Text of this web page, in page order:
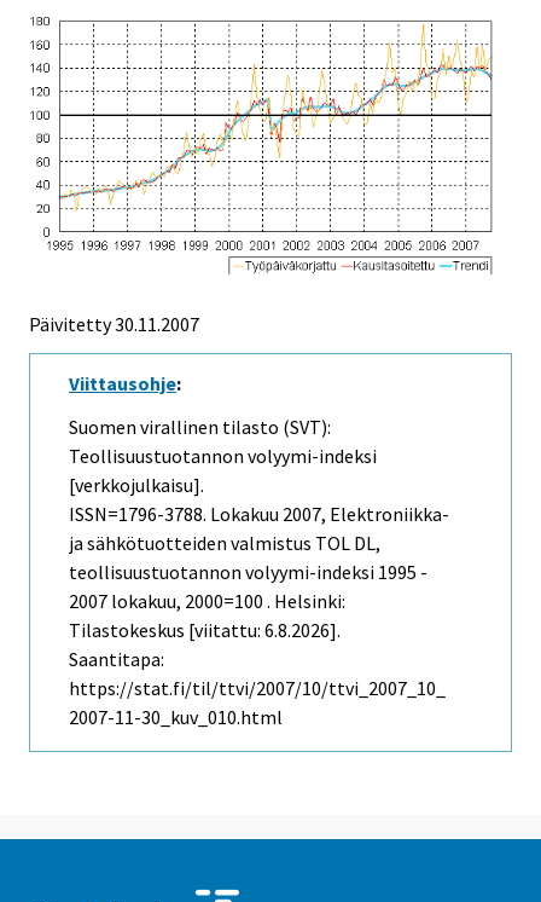
Päivitetty30.11.2007
Viittausohje:
Suomen virallinen tilasto (SVT):
Teollisuustuotannon volyymi-indeksi
[verkkojulkaisu].
ISSN=1796-3788. Lokakuu 2007, Elektroniikka-
ja sähkötuotteiden valmistus TOL DL,
teollisuustuotannon volyymi-indeksi 1995 -
2007 lokakuu, 2000=100 . Helsinki:
Tilastokeskus [viitattu: 6.8.2026].
Saantitapa:
https://stat.fi/til/ttvi/2007/10/ttvi_2007_10_
2007-11-30_kuv_010.html